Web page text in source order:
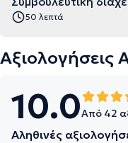
50 λεπτά
Αξιολογήσεις
10.0Από 42
Αληθινές